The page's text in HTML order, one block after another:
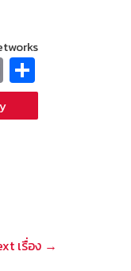
E
m
ai ar
เรื่อง →